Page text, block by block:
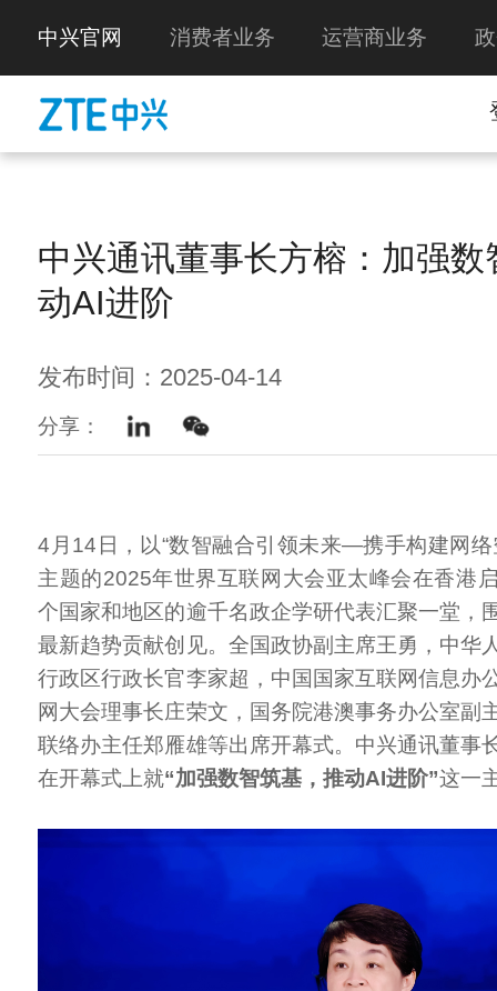
中兴官网 消费者业务 运营商业务
中兴通讯董事长方榕：加强数
动AI进阶
发布时间：2025-04-14
分享：
4月14日，以“数智融合引领未来—携手构建网络
主题的2025年世界互联网大会亚太峰会在香港
个国家和地区的逾千名政企学研代表汇聚一堂，
最新趋势贡献创见。全国政协副主席王勇，中华
行政区行政长官李家超，中国国家互联网信息办
网大会理事长庄荣文，国务院港澳事务办公室副
联络办主任郑雁雄等出席开幕式。中兴通讯董事
在开幕式上就“加强数智筑基，推动AI进阶”这一